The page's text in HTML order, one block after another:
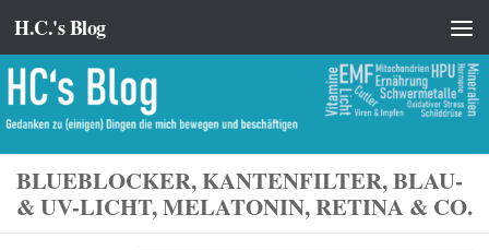
Zum Inhalt springen
H.C.'s Blog
BLUEBLOCKER, KANTENFILTER, BLAU-
& UV-LICHT, MELATONIN, RETINA & CO.